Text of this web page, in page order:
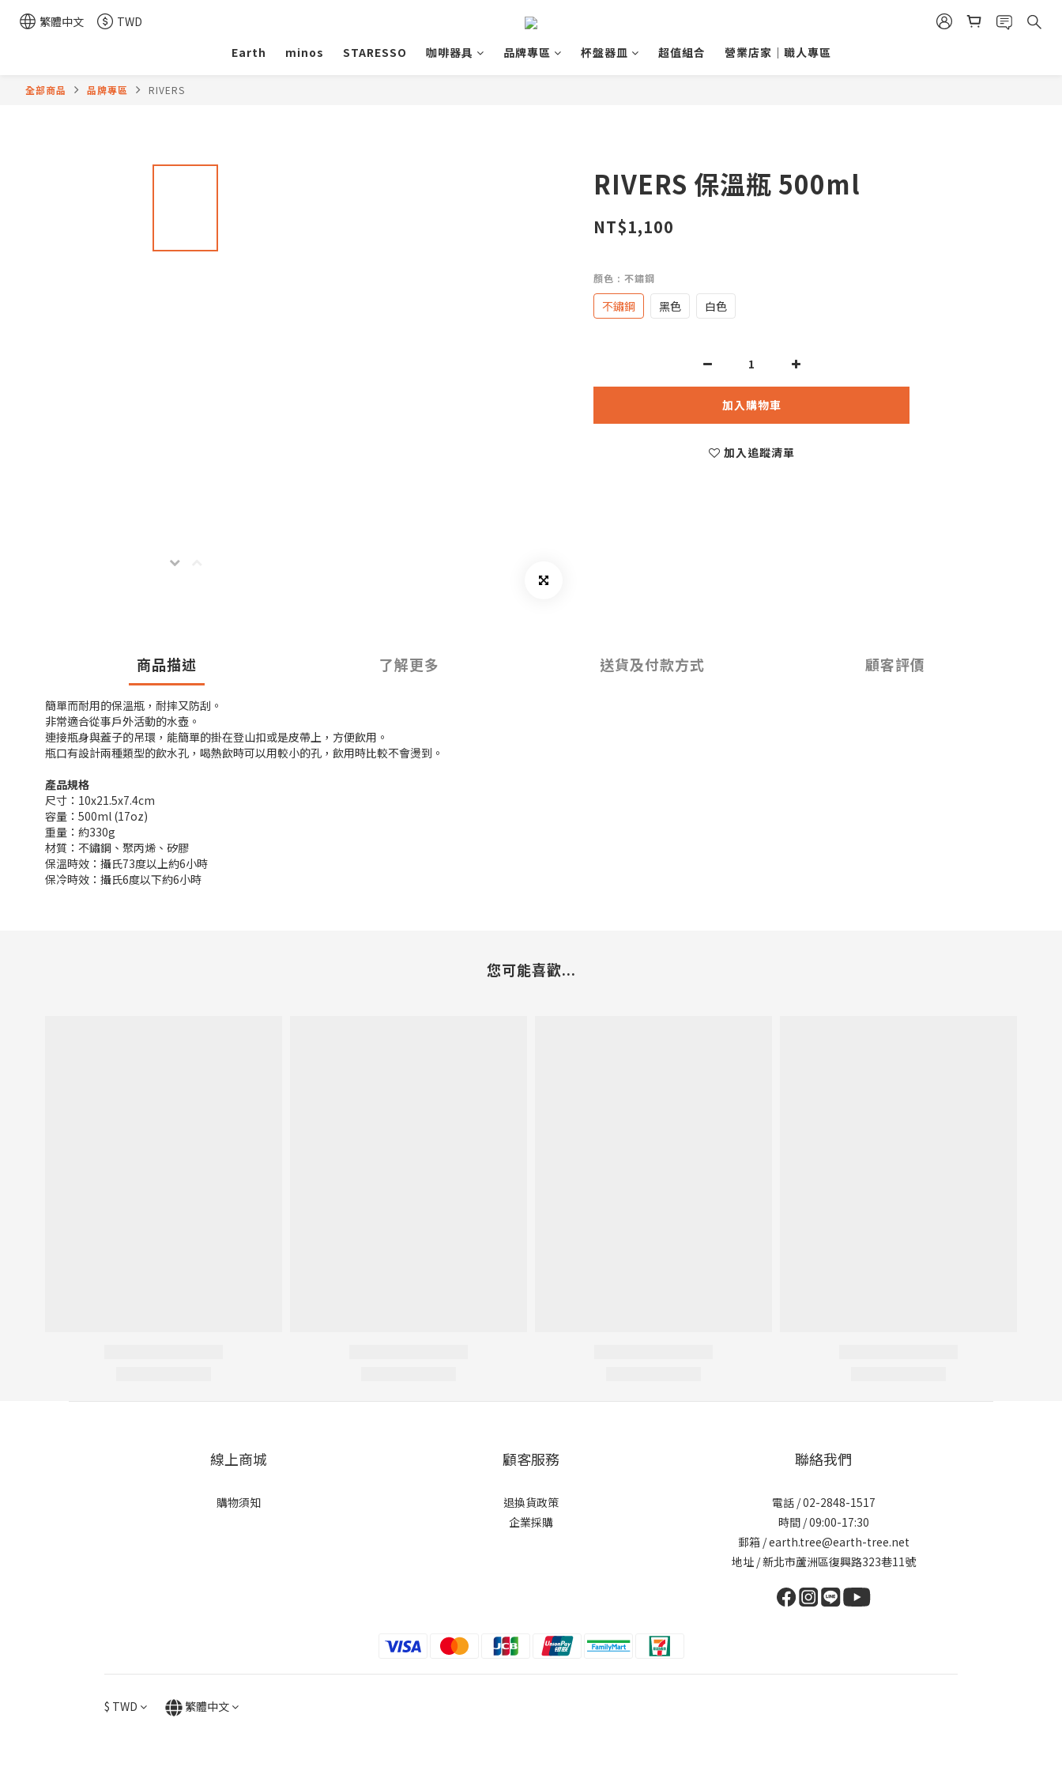
繁體中文
TWD
Earth
minos STARESSO 咖啡器具 品牌專區 杯盤器皿 超值組合 營業店家｜職人專區
全部商品 品牌專區 RIVERS
RIVERS 保溫瓶 500ml
NT$1,100
顏色 : 不鏽鋼
不鏽鋼 黑色 白色
加入購物車
加入追蹤清單
商品描述 了解更多 送貨及付款方式 顧客評價
簡單而耐用的保溫瓶，耐摔又防刮。
非常適合從事戶外活動的水壺。
連接瓶身與蓋子的吊環，能簡單的掛在登山扣或是皮帶上，方便飲用。
瓶口有設計兩種類型的飲水孔，喝熱飲時可以用較小的孔，飲用時比較不會燙到。
產品規格
尺寸：10x21.5x7.4cm
容量：500ml (17oz)
重量：約330g
材質：不鏽鋼、聚丙烯、矽膠
保溫時效：攝氏73度以上約6小時
保冷時效：攝氏6度以下約6小時
您可能喜歡...
線上商城
購物須知
顧客服務
退換貨政策
企業採購
聯絡我們
電話 / 02-2848-1517
時間 / 09:00-17:30
郵箱 / earth.tree@earth-tree.net
地址 / 新北市蘆洲區復興路323巷11號
$ TWD 繁體中文